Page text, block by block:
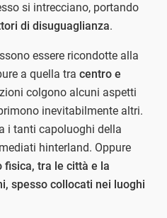
si intrecciano, portando
di disuguaglianza.
essere ricondotte alla
a quella tra centro e
colgono alcuni aspetti
inevitabilmente altri.
i tanti capoluoghi della
hinterland. Oppure
fisica, tra le città e la
spesso collocati nei luoghi